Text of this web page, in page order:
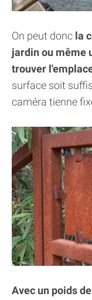
On peut donc la
jardin ou même
trouver
surface soit
caméra tienne
Avec un poids